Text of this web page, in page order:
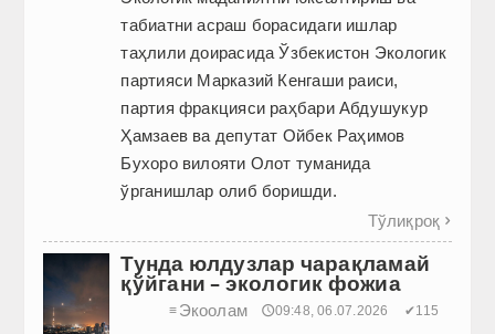
табиатни асраш борасидаги ишлар
таҳлили доирасида Ўзбекистон Экологик
партияси Марказий Кенгаши раиси,
партия фракцияси раҳбари Абдушукур
Ҳамзаев ва депутат Ойбек Раҳимов
Бухоро вилояти Олот туманида
ўрганишлар олиб боришди.
Тўлиқроқ 
Тунда юлдузлар чарақламай
қўйгани – экологик фожиа
≡ Экоолам 🕔09:48, 06.07.2026 ✔115